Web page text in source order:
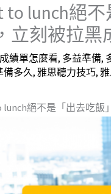
to lunch絕
立刻被拉黑
績單怎麼看, 多益準備,
備多久, 雅思聽力技巧,
lunch絕不是「出去吃飯